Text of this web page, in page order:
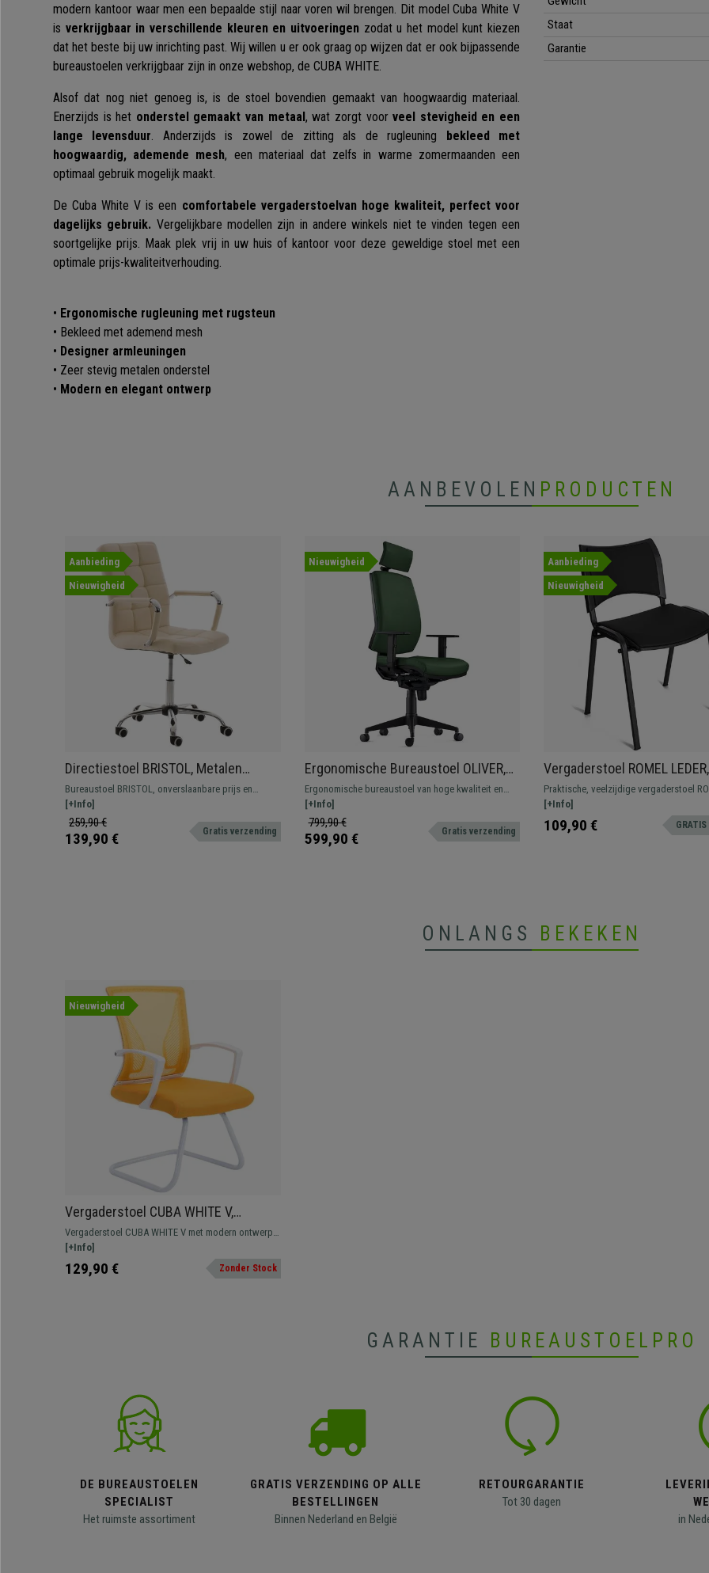
modern kantoor waar men een bepaalde stijl naar voren wil brengen. Dit model Cuba White V
is verkrijgbaar in verschillende kleuren en uitvoeringen zodat u het model kunt kiezen
dat het beste bij uw inrichting past. Wij willen u er ook graag op wijzen dat er ook bijpassende
bureaustoelen verkrijgbaar zijn in onze webshop, de CUBA WHITE.
Alsof dat nog niet genoeg is, is de stoel bovendien gemaakt van hoogwaardig materiaal.
Enerzijds is het onderstel gemaakt van metaal, wat zorgt voorveel stevigheid en een
lange levensduur. Anderzijds is zowel de zitting als de rugleuning bekleed met
hoogwaardig, ademende mesh, een materiaal dat zelfs in warme zomermaanden een
optimaal gebruik mogelijk maakt.
De Cuba White V is een comfortabele vergaderstoelvan hoge kwaliteit, perfect voor
dagelijks gebruik. Vergelijkbare modellen zijn in andere winkels niet te vinden tegen een
soortgelijke prijs. Maak plek vrij in uw huis of kantoor voor deze geweldige stoel met een
optimale prijs-kwaliteitverhouding.
• Ergonomische rugleuning met rugsteun
• Bekleed met ademend mesh
• Designer armleuningen
• Zeer stevig metalen onderstel
• Modern en elegant ontwerp
Staat
Garantie
AANBEVOLEN PRODUCTEN
Aanbieding
Nieuwigheid
Directiestoel BRISTOL, Metalen
Structuur en Armleuningen, Bekleed
met Beige Leder
Bureaustoel BRISTOL, onverslaanbare prijs en
kwaliteit. Een model met een metalen structuur,
gewatteerde zitting en rugleuning, en hoge kwaliteit
en comfort
[+Info]
259,90 €
139,90 € Gratis verzending
Nieuwigheid
Ergonomische Bureaustoel OLIVER,
Groen Leder, Hoofdsteun, Gebruik 8h,
Dik Kussen
Ergonomische bureaustoel van hoge kwaliteit en
met veel comfort. Model geschikt voor
professioneel gebruik, gemaakt van hoogwaardig
materiaal.
[+Info]
799,90 €
599,90 € Gratis verzending
Aanbieding
Nieuwigheid
Vergaderstoel ROMEL LEDER,
Comfortabele Zitting,
Zwarte Poten, Zwart
Praktische, veelzijdige vergaderstoel
Comfortabel, bestendig en met een
ontwerp.
[+Info]
109,90 €
ONLANGS BEKEKEN
Nieuwigheid
Vergaderstoel CUBA WHITE V,
Metalen Onderstel, van Ademend
Mesh in de Kleur Geel
Vergaderstoel CUBA WHITE V met modern ontwerp,
ademende mesh bekleding en verkrijgbaar in diverse
kleuren.
[+Info]
129,90 € Zonder Stock
GARANTIE BUREAUSTOELPRO
DE BUREAUSTOELEN
SPECIALIST
Het ruimste assortiment
GRATIS VERZENDING OP ALLE
BESTELLINGEN
Binnen Nederland en België
RETOURGARANTIE
Tot 30 dagen
in